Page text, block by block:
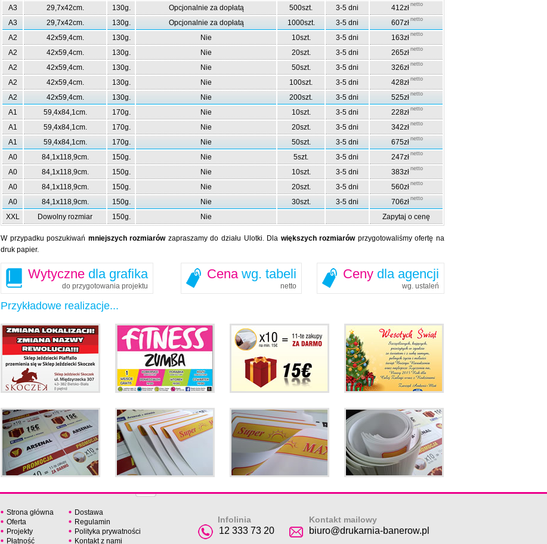
A3 29,7x42cm. 130g. Opcjonalnie za dopłatą 500szt. 3-5 dni 412zł netto
A3 29,7x42cm. 130g. Opcjonalnie za dopłatą 1000szt. 3-5 dni 607zł netto
A2 42x59,4cm. 130g. Nie 10szt. 3-5 dni 163zł netto
A2 42x59,4cm. 130g. Nie 20szt. 3-5 dni 265zł netto
A2 42x59,4cm. 130g. Nie 50szt. 3-5 dni 326zł netto
A2 42x59,4cm. 130g. Nie 100szt. 3-5 dni 428zł netto
A2 42x59,4cm. 130g. Nie 200szt. 3-5 dni 525zł netto
A1 59,4x84,1cm. 170g. Nie 10szt. 3-5 dni 228zł netto
A1 59,4x84,1cm. 170g. Nie 20szt. 3-5 dni 342zł netto
A1 59,4x84,1cm. 170g. Nie 50szt. 3-5 dni 675zł netto
A0 84,1x118,9cm. 150g. Nie 5szt. 3-5 dni 247zł netto
A0 84,1x118,9cm. 150g. Nie 10szt. 3-5 dni 383zł netto
A0 84,1x118,9cm. 150g. Nie 20szt. 3-5 dni 560zł netto
A0 84,1x118,9cm. 150g. Nie 30szt. 3-5 dni 706zł netto
XXL Dowolny rozmiar 150g. Nie Zapytaj o cenę
W przypadku poszukiwań mniejszych rozmiarówzapraszamy do działu Ulotki. Dla większych rozmiarówprzygotowaliśmy ofertę na
druk papier.
Wytyczne dla grafika
do przygotowania projektu
Ceny dla agencji
wg. ustaleń
Cena wg. tabeli
netto
Przykładowe realizacje...
Strona główna
Oferta
Projekty
Płatność
Dostawa
Regulamin
Polityka prywatności
Kontakt z nami
Kontakt mailowy
biuro@drukarnia-banerow.pl
Infolinia
12 333 73 20